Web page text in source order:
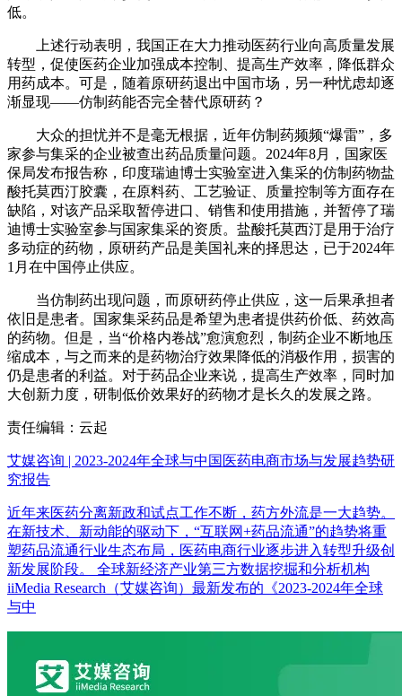
低。
上述行动表明，我国正在大力推动医药行业向高质量发展
转型，促使医药企业加强成本控制、提高生产效率，降低群众
用药成本。可是，随着原研药退出中国市场，另一种忧虑却逐
渐显现——仿制药能否完全替代原研药？
大众的担忧并不是毫无根据，近年仿制药频频“爆雷”，多
家参与集采的企业被查出药品质量问题。2024年8月，国家医
保局发布报告称，印度瑞迪博士实验室进入集采的仿制药物盐
酸托莫西汀胶囊，在原料药、工艺验证、质量控制等方面存在
缺陷，对该产品采取暂停进口、销售和使用措施，并暂停了瑞
迪博士实验室参与国家集采的资质。盐酸托莫西汀是用于治疗
多动症的药物，原研药产品是美国礼来的择思达，已于2024年
1月在中国停止供应。
当仿制药出现问题，而原研药停止供应，这一后果承担者
依旧是患者。国家集采药品是希望为患者提供药价低、药效高
的药物。但是，当“价格内卷战”愈演愈烈，制药企业不断地压
缩成本，与之而来的是药物治疗效果降低的消极作用，损害的
仍是患者的利益。对于药品企业来说，提高生产效率，同时加
大创新力度，研制低价效果好的药物才是长久的发展之路。
责任编辑：云起
艾媒咨询 | 2023-2024年全球与中国医药电商市场与发展趋势研
究报告
近年来医药分离新政和试点工作不断，药方外流是一大趋势。
在新技术、新动能的驱动下，“互联网+药品流通”的趋势将重
塑药品流通行业生态布局，医药电商行业逐步进入转型升级创
新发展阶段。 全球新经济产业第三方数据挖掘和分析机构
iiMedia Research（艾媒咨询）最新发布的《2023-2024年全球
与中